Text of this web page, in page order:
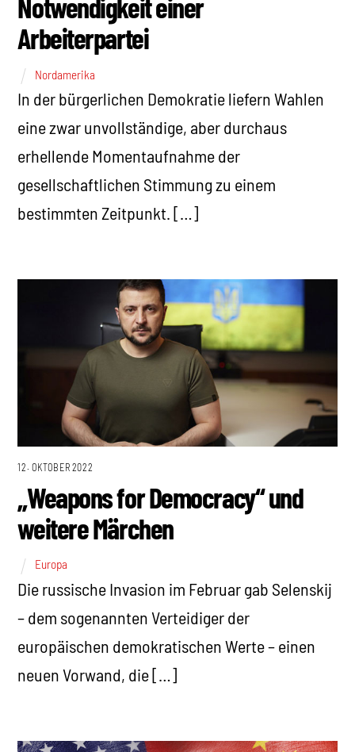
Notwendigkeit einer
Arbeiterpartei
Nordamerika
In der bürgerlichen Demokratie liefern Wahlen
eine zwar unvollständige, aber durchaus
erhellende Momentaufnahme der
gesellschaftlichen Stimmung zu einem
bestimmten Zeitpunkt. […]
12. OKTOBER 2022
„Weapons for Democracy“ und
weitere Märchen
Europa
Die russische Invasion im Februar gab Selenskij
– dem sogenannten Verteidiger der
europäischen demokratischen Werte – einen
neuen Vorwand, die […]